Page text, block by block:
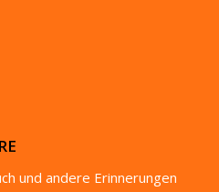
und andere Erinnerungen